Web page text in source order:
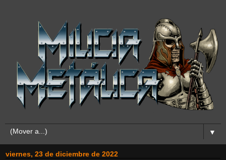
▼
viernes, 23 de diciembre de 2022